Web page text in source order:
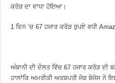
ਕਰੋੜ ਦਾ ਵਾਧਾ ਹੋਇਆ।
1 ਦਿਨ ‘ਚ 67 ਹਜਾਰ ਕਰੋੜ ਰੁਪਏ ਵਧੀ
ਅੰਬਾਨੀ ਦੀ ਦੌਲਤ ਵਿੱਚ 67 ਹਜਾਰ ਕਰੋੜ ਦੀ
ਹਾਲਾਂਕਿ ਅਮਰੀਕੀ ਅਰਬਪਤੀ ਜੇਫ ਬੇਜੋਸ ਨੇ